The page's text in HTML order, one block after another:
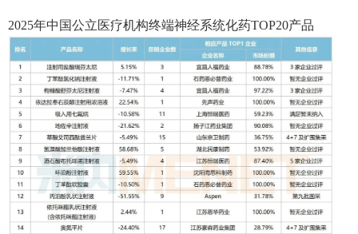
2025年中国公立医疗机构终端神经系统化药TOP20产品